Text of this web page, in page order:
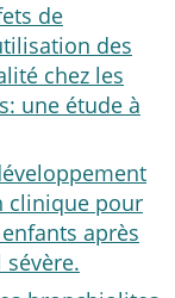
de
des
chez les
une étude à
clinique pour
après